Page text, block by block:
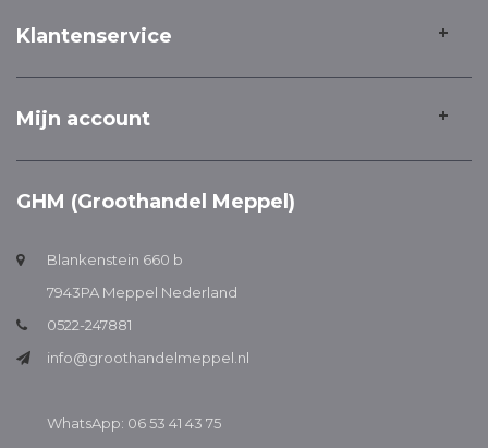
Klantenservice
Mijn account
GHM (Groothandel Meppel)
Blankenstein 660 b
7943PA Meppel Nederland
0522-247881
info@groothandelmeppel.nl
WhatsApp: 06 53 41 43 75